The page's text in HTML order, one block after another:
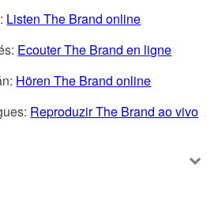
Listen The Brand online
Ecouter The Brand en ligne
Hören The Brand online
Reproduzir The Brand ao vivo